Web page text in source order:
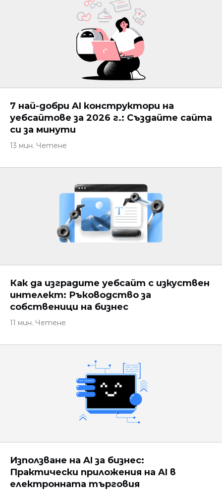
7 най-добри AI конструктори на
уебсайтове за 2026 г.: Създайте сайта
си за минути
13 мин. Четене
Как да изградите уебсайт с изкуствен
интелект: Ръководство за
собственици на бизнес
11 мин. Четене
Използване на AI за бизнес:
Практически приложения на AI в
електронната търговия